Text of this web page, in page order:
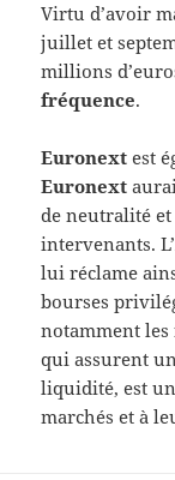
Virtu d’avoir
juillet et
millions
fréquence.
Euronext est
Euronext
de neutralité et
intervenants. L’
lui réclame
bourses
notamment
qui assurent
liquidité, est
marchés et à